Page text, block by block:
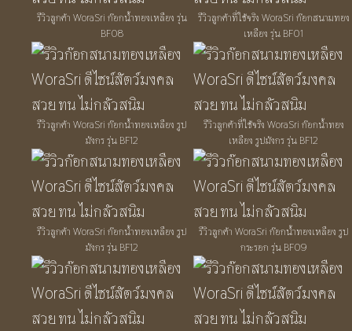
รีวิวลูกค้า WoraSri ก๊อกน้ำทองเหลือง รุ่น
BF08
รีวิวลูกค้าที่ใช้จริง WoraSri ก๊อกสนามทอง
เหลือง รุ่น BF01
รีวิวลูกค้า WoraSri ก๊อกน้ำทองเหลือง รูป
มังกร รุ่น BF12
รีวิวลูกค้าที่ใช้จริง WoraSri ก๊อกน้ำทอง
เหลือง รูปมังกร รุ่น BF12
รีวิวลูกค้า WoraSri ก๊อกน้ำทองเหลือง รูป
มังกร รุ่น BF12
รีวิวลูกค้า WoraSri ก๊อกน้ำทองเหลือง รูป
กระรอก รุ่น BF09